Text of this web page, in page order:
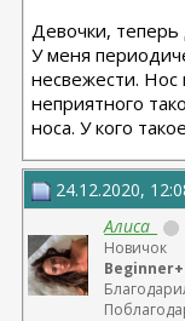
Девочки, теперь
У меня
несвежести. Нос
неприятного
носа. У кого
24.12.2020,
Алиса_
Новичок
Beginner+